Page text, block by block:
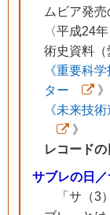
ムビア発
〈平成24
術史資料（
《重要科
ター
》
《未来技
》
レコードの
サブレの日／
「サ（3